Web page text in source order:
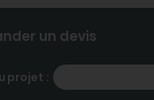
un devis
projet :